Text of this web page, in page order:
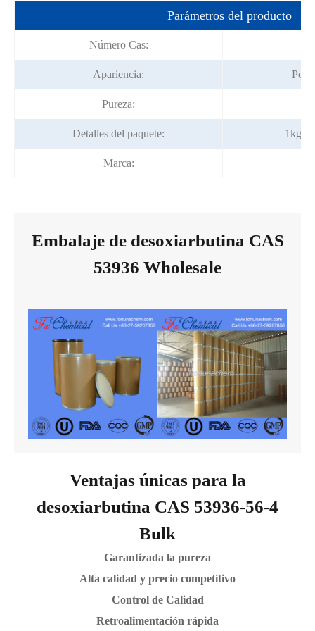
Parámetros del producto
Número Cas:
Apariencia:
Pureza:
Detalles del paquete: 1kg/
Marca:
Embalaje de desoxiarbutina CAS
53936 Wholesale
Ventajas únicas para la
desoxiarbutina CAS 53936-56-4
Bulk
Garantizada la pureza
Alta calidad y precio competitivo
Control de Calidad
Retroalimentación rápida